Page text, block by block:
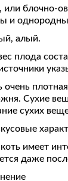
блочно-
и однородны
алый.
плода
очень
Сухие
сухих
имеет
даже